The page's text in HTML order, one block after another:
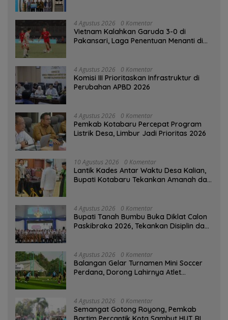
4 Agustus 2026 0 Komentar
Vietnam Kalahkan Garuda 3-0 di
Pakansari, Laga Penentuan Menanti di
4 Agustus 2026 0 Komentar
‎Komisi III Prioritaskan Infrastruktur di
Perubahan APBD 2026
4 Agustus 2026 0 Komentar
Pemkab Kotabaru Percepat Program
Listrik Desa, Limbur Jadi Prioritas 2026
10 Agustus 2026 0 Komentar
Lantik Kades Antar Waktu Desa Kalian,
Bupati Kotabaru Tekankan Amanah dan
4 Agustus 2026 0 Komentar
Bupati Tanah Bumbu Buka Diklat Calon
Paskibraka 2026, Tekankan Disiplin dan
4 Agustus 2026 0 Komentar
Balangan Gelar Turnamen Mini Soccer
Perdana, Dorong Lahirnya Atlet
4 Agustus 2026 0 Komentar
Semangat Gotong Royong, Pemkab